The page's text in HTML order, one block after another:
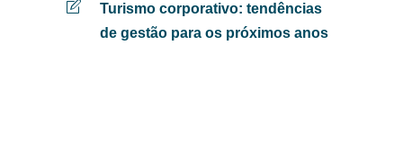
Turismo corporativo: tendências
de gestão para os próximos anos